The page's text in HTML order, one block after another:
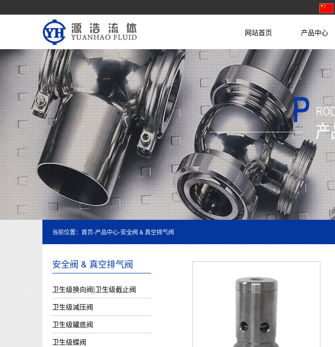
网站首页
产品中心
当前位置： 首页-产品中心-安全阀 & 真空排气阀
安全阀 & 真空排气阀
卫生级换向阀|卫生级截止阀
卫生级减压阀
卫生级罐底阀
卫生级蝶阀